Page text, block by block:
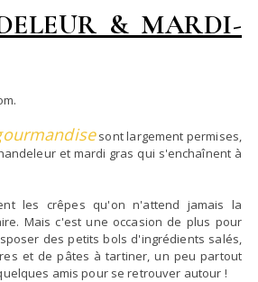
& MARDI-
sont largement permises,
et mardi gras qui s'enchaînent à
les crêpes qu'on n'attend jamais la
Mais c'est une occasion de plus pour
des petits bols d'ingrédients salés,
et de pâtes à tartiner, un peu partout
amis pour se retrouver autour !